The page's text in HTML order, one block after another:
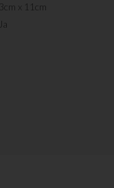
3cm x 11cm
Ja